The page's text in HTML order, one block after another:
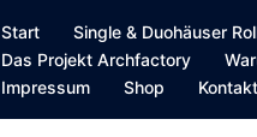
Start Single & Duohäuser
Das Projekt Archfactory
Impressum
Shop Kontakt